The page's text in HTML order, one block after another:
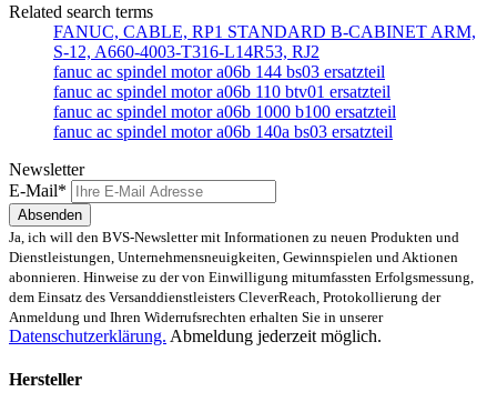
Related search terms
FANUC, CABLE, RP1 STANDARD B-CABINET ARM,
S-12, A660-4003-T316-L14R53, RJ2
fanuc ac spindel motor a06b 144 bs03 ersatzteil
fanuc ac spindel motor a06b 110 btv01 ersatzteil
fanuc ac spindel motor a06b 1000 b100 ersatzteil
fanuc ac spindel motor a06b 140a bs03 ersatzteil
Newsletter
E-Mail*
Absenden
Ja, ich will den BVS-Newsletter mit Informationen zu neuen Produkten und
Dienstleistungen, Unternehmensneuigkeiten, Gewinnspielen und Aktionen
abonnieren. Hinweise zu der von Einwilligung mitumfassten Erfolgsmessung,
dem Einsatz des Versanddienstleisters CleverReach, Protokollierung der
Anmeldung und Ihren Widerrufsrechten erhalten Sie in unserer
Datenschutzerklärung. Abmeldung jederzeit möglich.
Hersteller